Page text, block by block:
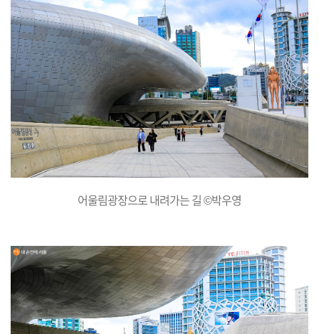
어울림광장으로 내려가는 길 ©박우영